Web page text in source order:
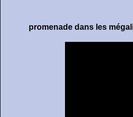
promenade dans les